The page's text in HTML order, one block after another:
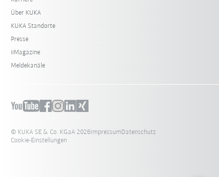
Über KUKA
KUKA Standorte
Presse
iiMagazine
Meldekanäle
© KUKA SE & Co. KGaA 2026ImpressumDatenschutz
Cookie-Einstellungen